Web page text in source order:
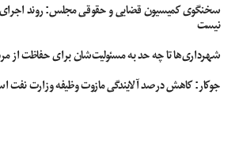
سخنگوی کمیسیون قضایی و حقوقی مجلس: روند اجرای
نیست
شهرداری‌ها تا چه حد به مسئولیت‌شان برای حفاظت از
جوکار: کاهش درصد آلایندگی مازوت وظیفه وزارت نفت